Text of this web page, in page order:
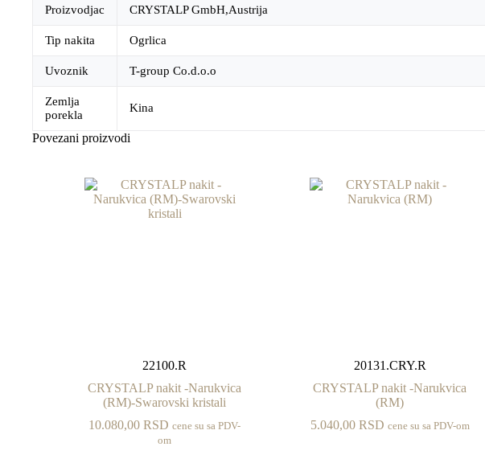
Proizvodjac CRYSTALP GmbH,Austrija
Tip nakita Ogrlica
Uvoznik T-group Co.d.o.o
Zemlja
porekla
Kina
Povezani proizvodi
22100.R
CRYSTALP nakit -Narukvica
(RM)-Swarovski kristali
10.080,00RSD cene su sa PDV-
om
20131.CRY.R
CRYSTALP nakit -Narukvica
(RM)
5.040,00 RSD cene su sa PDV-om